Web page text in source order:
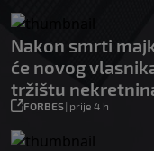
Nakon smrti
će novog
tržištu
FORBES| prije 4 h